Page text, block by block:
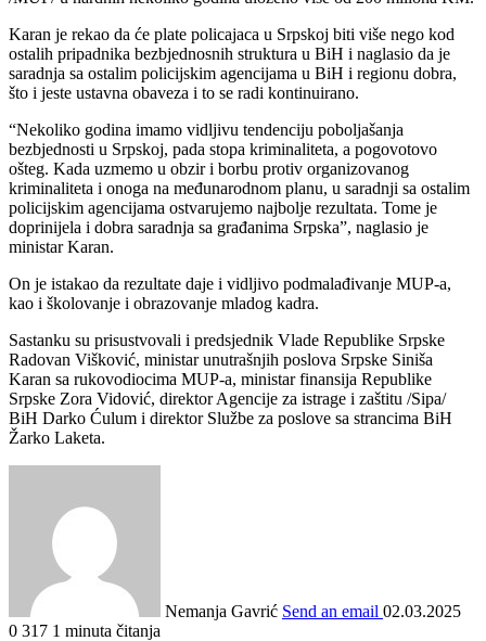
Karan je rekao da će plate policajaca u Srpskoj biti više nego kod
ostalih pripadnika bezbjednosnih struktura u BiH i naglasio da je
saradnja sa ostalim policijskim agencijama u BiH i regionu dobra,
što i jeste ustavna obaveza i to se radi kontinuirano.
“Nekoliko godina imamo vidljivu tendenciju poboljašanja
bezbjednosti u Srpskoj, pada stopa kriminaliteta, a pogovotovo
ošteg. Kada uzmemo u obzir i borbu protiv organizovanog
kriminaliteta i onoga na međunarodnom planu, u saradnji sa ostalim
policijskim agencijama ostvarujemo najbolje rezultata. Tome je
doprinijela i dobra saradnja sa građanima Srpska”, naglasio je
ministar Karan.
On je istakao da rezultate daje i vidljivo podmalađivanje MUP-a,
kao i školovanje i obrazovanje mladog kadra.
Sastanku su prisustvovali i predsjednik Vlade Republike Srpske
Radovan Višković, ministar unutrašnjih poslova Srpske Siniša
Karan sa rukovodiocima MUP-a, ministar finansija Republike
Srpske Zora Vidović, direktor Agencije za istrage i zaštitu /Sipa/
BiH Darko Ćulum i direktor Službe za poslove sa strancima BiH
Žarko Laketa.
Nemanja Gavrić Send an email 02.03.2025
0 317 1 minuta čitanja